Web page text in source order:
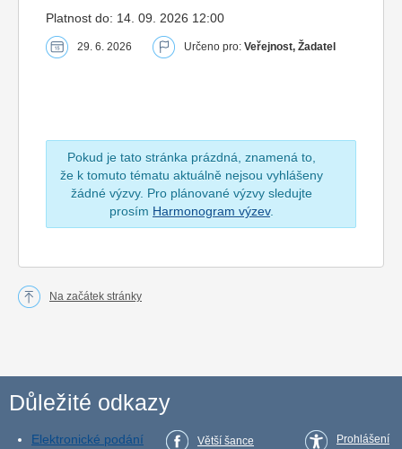
Platnost do: 14. 09. 2026 12:00
29. 6. 2026 Určeno pro: Veřejnost, Žadatel
Pokud je tato stránka prázdná, znamená to,
že k tomuto tématu aktuálně nejsou vyhlášeny
žádné výzvy. Pro plánované výzvy sledujte
prosím Harmonogram výzev.
Na začátek stránky
Důležité odkazy
Elektronické podání
Větší šance
Prohlášení